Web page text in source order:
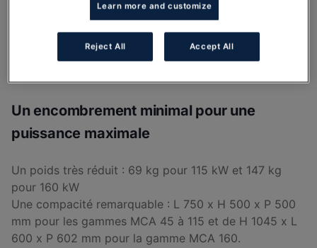
Les chaudières murales gaz à condensation MCA de
45 à 160 présentent une esthétique résolument
moderne dans la lignée de la gamme Innovens avec
Un encombrement minimal pour une
puissance maximale
Un poids très réduit : 69 kg pour 115 kW et 147 kg
pour 160 kW
Une compacité remarquable : L 750 x H 500 x P 500
mm pour les gammes MCA 45 à 115 et de H 1045 x L
600 x P 602 mm pour la gamme MCA 160.
Learn more and customize
Reject All Accept All